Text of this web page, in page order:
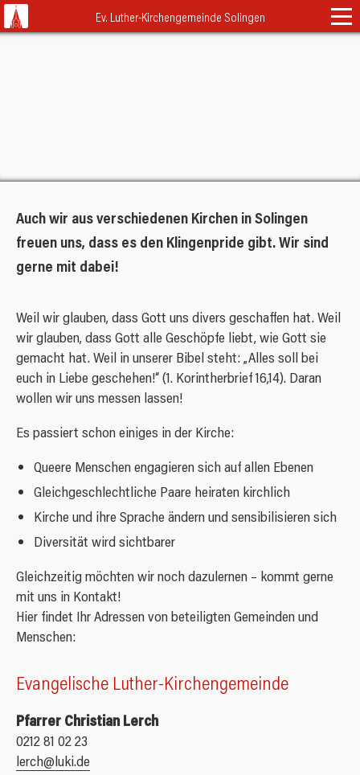
Ev. Luther-Kirchengemeinde Solingen
Navigation
überspringen
Familienkirche
Himmel und Erde
Abendlob
Lebensfarben
Musikalisches
LukiJugend
Lukitopia
TütenTeilen
Neuigkeiten
Team
Presbyterium
Nachbarn und Partner
Pride
Schutzort Kirche
Schutzkonzept
Beschwerdeformular
FAQ
Trauung
Taufe
Pate/Patin werden
Konfirmation
Sterbefall
Seelsorge
Kircheneintritt
Konzerte
Jubiläum
Kontakt
Adressen
Anfahrt
Birkerstraße - Kita und Familienzentrum
Auch wir aus verschiedenen Kirchen in Solingen
freuen uns, dass es den Klingenpride gibt. Wir sind
gerne mit dabei!
Weil wir glauben, dass Gott uns divers geschaffen hat. Weil
wir glauben, dass Gott alle Geschöpfe liebt, wie Gott sie
gemacht hat. Weil in unserer Bibel steht: „Alles soll bei
euch in Liebe geschehen!“ (1. Korintherbrief 16,14). Daran
wollen wir uns messen lassen!
Es passiert schon einiges in der Kirche:
Queere Menschen engagieren sich auf allen Ebenen
Gleichgeschlechtliche Paare heiraten kirchlich
Kirche und ihre Sprache ändern und sensibilisieren sich
Diversität wird sichtbarer
Gleichzeitig möchten wir noch dazulernen – kommt gerne
mit uns in Kontakt!
Hier findet Ihr Adressen von beteiligten Gemeinden und
Menschen:
Evangelische Luther-Kirchengemeinde
Pfarrer Christian Lerch
0212 81 02 23
lerch@luki.de